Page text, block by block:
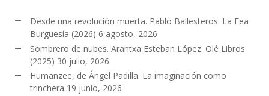
Desde una revolución muerta. Pablo Ballesteros. La Fea
Burguesía (2026) 6 agosto, 2026
Sombrero de nubes. Arantxa Esteban López. Olé Libros
(2025) 30 julio, 2026
Humanzee, de Ángel Padilla. La imaginación como
trinchera 19 junio, 2026